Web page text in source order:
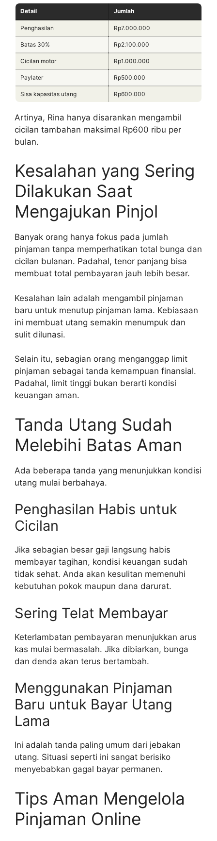
Detail Jumlah
Penghasilan Rp7.000.000
Batas 30% Rp2.100.000
Cicilan motor Rp1.000.000
Paylater Rp500.000
Sisa kapasitas utang Rp600.000
Artinya, Rina hanya disarankan mengambil
cicilan tambahan maksimal Rp600 ribu per
bulan.
Kesalahan yang Sering
Dilakukan Saat
Mengajukan Pinjol
Banyak orang hanya fokus pada jumlah
pinjaman tanpa memperhatikan total bunga dan
cicilan bulanan. Padahal, tenor panjang bisa
membuat total pembayaran jauh lebih besar.
Kesalahan lain adalah mengambil pinjaman
baru untuk menutup pinjaman lama. Kebiasaan
ini membuat utang semakin menumpuk dan
sulit dilunasi.
Selain itu, sebagian orang menganggap limit
pinjaman sebagai tanda kemampuan finansial.
Padahal, limit tinggi bukan berarti kondisi
keuangan aman.
Tanda Utang Sudah
Melebihi Batas Aman
Ada beberapa tanda yang menunjukkan kondisi
utang mulai berbahaya.
Penghasilan Habis untuk
Cicilan
Jika sebagian besar gaji langsung habis
membayar tagihan, kondisi keuangan sudah
tidak sehat. Anda akan kesulitan memenuhi
kebutuhan pokok maupun dana darurat.
Sering Telat Membayar
Keterlambatan pembayaran menunjukkan arus
kas mulai bermasalah. Jika dibiarkan, bunga
dan denda akan terus bertambah.
Menggunakan Pinjaman
Baru untuk Bayar Utang
Lama
Ini adalah tanda paling umum dari jebakan
utang. Situasi seperti ini sangat berisiko
menyebabkan gagal bayar permanen.
Tips Aman Mengelola
Pinjaman Online